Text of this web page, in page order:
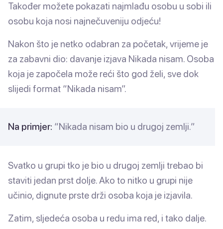
Također možete pokazati najmlađu osobu u sobi ili
osobu koja nosi najnečuveniju odjeću!
Nakon što je netko odabran za početak, vrijeme je
za zabavni dio: davanje izjava Nikada nisam. Osoba
koja je započela može reći što god želi, sve dok
slijedi format “Nikada nisam”.
Na primjer: “Nikada nisam bio u drugoj zemlji.”
Svatko u grupi tko je bio u drugoj zemlji trebao bi
staviti jedan prst dolje. Ako to nitko u grupi nije
učinio, dignute prste drži osoba koja je izjavila.
Zatim, sljedeća osoba u redu ima red, i tako dalje.